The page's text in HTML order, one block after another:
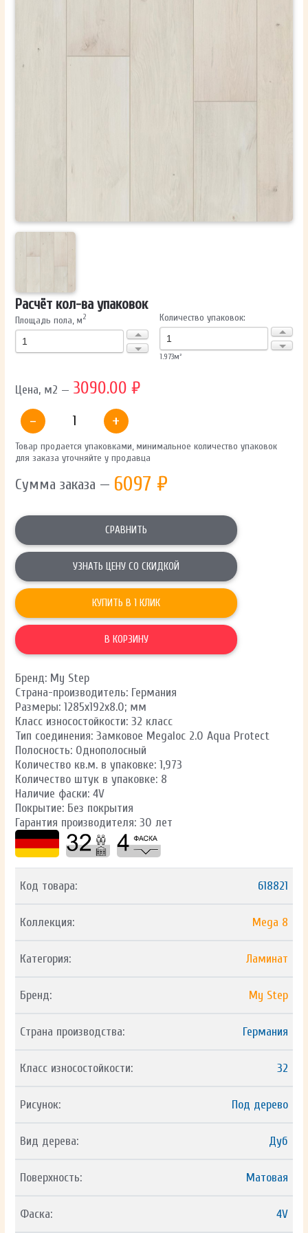
ОТПРАВИТЬ
Расчёт кол-ва упаковок
Площадь пола, м2 Количество упаковок:
1.973м²
Цена, м2 — 3090.00 ₽
-
+
Товар продается упаковками, минимальное количество упаковок
для заказа уточняйте у продавца
Сумма заказа — 6097 ₽
СРАВНИТЬ
УЗНАТЬ ЦЕНУ СО СКИДКОЙ
КУПИТЬ В 1 КЛИК
В КОРЗИНУ
Бренд: My Step
Страна-производитель: Германия
Размеры: 1285х192х8.0; мм
Класс износостойкости: 32 класс
Тип соединения: Замковое Megaloc 2.0 Aqua Protect
Полосность: Однополосный
Количество кв.м. в упаковке: 1,973
Количество штук в упаковке: 8
Наличие фаски: 4V
Покрытие: Без покрытия
Гарантия производителя: 30 лет
Код товара: 618821
Коллекция: Mega 8
Категория: Ламинат
Бренд: My Step
Страна производства: Германия
Класс износостойкости: 32
Рисунок: Под дерево
Вид дерева: Дуб
Поверхность: Матовая
Фаска: 4V